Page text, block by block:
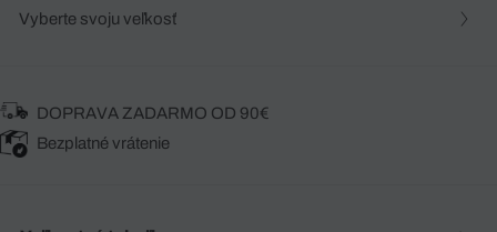
Vyberte svoju veľkosť
DOPRAVA ZADARMO OD 90€
Bezplatné vrátenie